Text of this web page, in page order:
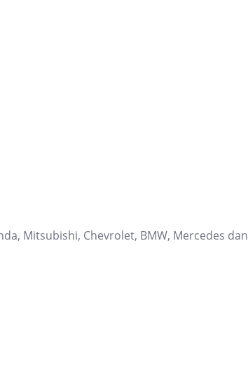
Mitsubishi, Chevrolet, BMW, Mercedes dan